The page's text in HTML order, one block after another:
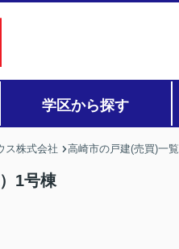
学区から探す
ス株式会社 高崎市の戸建(売買)一覧
1号棟